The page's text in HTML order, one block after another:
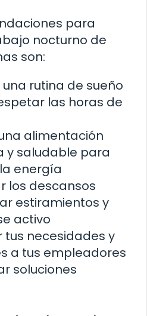
para
nocturno de
son:
rutina de sueño
las horas de
alimentación
y saludable para
energía
los descansos
estiramientos y
activo
tus necesidades y
a tus empleadores
soluciones